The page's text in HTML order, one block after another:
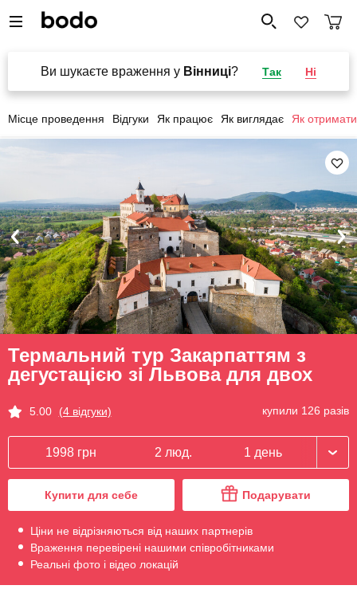
Ви шукаєте враження у Вінниці? Так Ні
Місце проведення Відгуки Як працює Як виглядає Як отримати
Термальний тур Закарпаттям з
дегустацією зі Львова для двох
5.00 (4 відгуки) купили 126 разів
1998 грн 2 люд. 1 день
Купити для себе Подарувати
Ціни не відрізняються від наших партнерів
Враження перевірені нашими співробітниками
Реальні фото і відео локацій